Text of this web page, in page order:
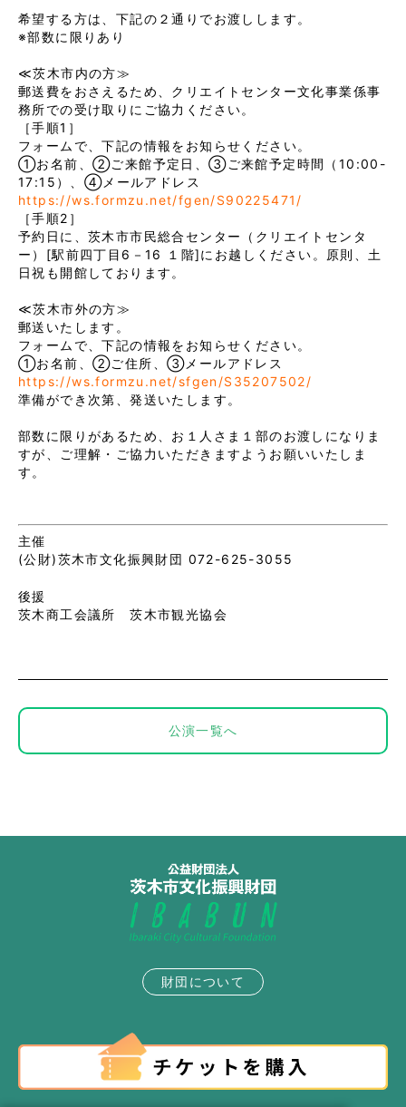
希望する方は、下記の２通りでお渡しします。
※部数に限りあり
≪茨木市内の方≫
郵送費をおさえるため、クリエイトセンター文化事業係事
務所での受け取りにご協力ください。
［手順1］
フォームで、下記の情報をお知らせください。
①お名前、②ご来館予定日、③ご来館予定時間（10:00-
https://ws.formzu.net/fgen/S90225471/
［手順2］
予約日に、茨木市市民総合センター（クリエイトセンタ
ー）[駅前四丁目6－16 １階]にお越しください。原則、土
日祝も開館しております。
≪茨木市外の方≫
郵送いたします。
フォームで、下記の情報をお知らせください。
https://ws.formzu.net/sfgen/S35207502/
準備ができ次第、発送いたします。
部数に限りがあるため、お１人さま１部のお渡しになりま
すが、ご理解・ご協力いただきますようお願いいたしま
す。
主催
(公財)茨木市文化振興財団 072-625-3055
後援
茨木商工会議所 茨木市観光協会
公演一覧へ
財団について